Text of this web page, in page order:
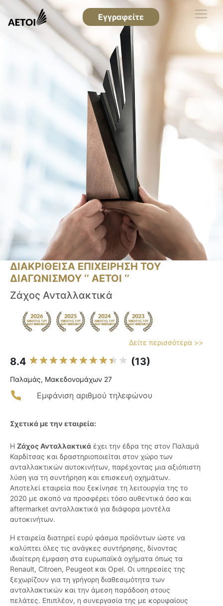
Εγγραφείτε
ΔΙΑΚΡΙΘΕΙΣΑ ΕΠΙΧΕΙΡΗΣΗ ΤΟΥ
ΔΙΑΓΩΝΙΣΜΟΥ ‘’ ΑΕΤΟΙ ‘’
Ζάχος Ανταλλακτικά
Δείτε περισσότερα >>
8.4 (13)
Παλαμάς, Μακεδονομάχων 27
Εμφάνιση αριθμού τηλεφώνου
Σχετικά με την εταιρεία:
Η Ζάχος Ανταλλακτικά έχει την έδρα της στον Παλαμά
Καρδίτσας και δραστηριοποιείται στον χώρο των
ανταλλακτικών αυτοκινήτων, παρέχοντας μια αξιόπιστη
λύση για τη συντήρηση και επισκευή οχημάτων.
Αποτελεί εταιρεία που ξεκίνησε τη λειτουργία της το
2020 με σκοπό να προσφέρει τόσο αυθεντικά όσο και
aftermarket ανταλλακτικά για διάφορα μοντέλα
αυτοκινήτων.
Η εταιρεία διατηρεί ευρύ φάσμα προϊόντων ώστε να
καλύπτει όλες τις ανάγκες συντήρησης, δίνοντας
ιδιαίτερη έμφαση στα ευρωπαϊκά οχήματα όπως τα
Renault, Citroen, Peugeot και Opel. Οι υπηρεσίες της
ξεχωρίζουν για τη γρήγορη διαθεσιμότητα των
ανταλλακτικών και την άμεση παράδοση στους
πελάτες. Επιπλέον, η συνεργασία της με κορυφαίους